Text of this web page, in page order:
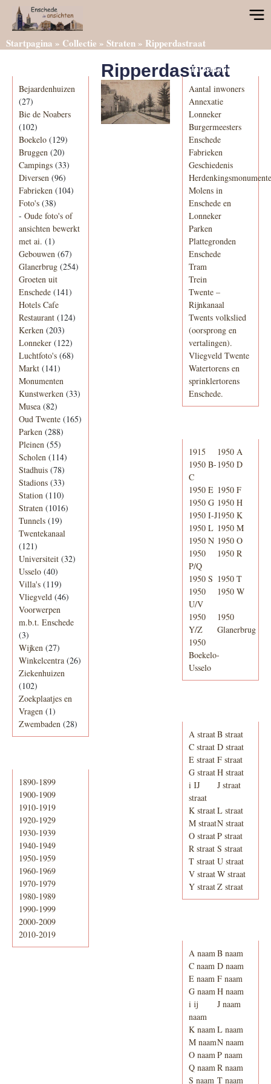
Startpagina » Collectie » Straten» Ripperdastraat
Bejaardenhuizen
(27)
Bie de Noabers
(102)
Boekelo (129)
Bruggen (20)
Campings (33)
Diversen (96)
Fabrieken (104)
Foto's (38)
- Oude foto's of
ansichten bewerkt
met ai. (1)
Gebouwen (67)
Glanerbrug (254)
Groeten uit
Enschede (141)
Hotels Cafe
Restaurant (124)
Kerken (203)
Lonneker (122)
Luchtfoto's (68)
Markt (141)
Monumenten
Kunstwerken (33)
Musea (82)
Oud Twente (165)
Parken (288)
Pleinen (55)
Scholen (114)
Stadhuis (78)
Stadions (33)
Station (110)
Straten (1016)
Tunnels (19)
Twentekanaal
(121)
Universiteit (32)
Usselo (40)
Villa's (119)
Vliegveld (46)
Voorwerpen
m.b.t. Enschede
(3)
Wijken (27)
Winkelcentra (26)
Ziekenhuizen
(102)
Zoekplaatjes en
Vragen (1)
Zwembaden (28)
1890-1899
1900-1909
1910-1919
1920-1929
1930-1939
1940-1949
1950-1959
1960-1969
1970-1979
1980-1989
1990-1999
2000-2009
2010-2019
Ripperdastraat
Informatie
Aantal inwoners
Annexatie
Lonneker
Burgermeesters
Enschede
Fabrieken
Geschiedenis
Molens in
Enschede en
Lonneker
Parken
Plattegronden
Enschede
Tram
Trein
Twente –
Rijnkanaal
Twents volkslied
(oorsprong en
vertalingen).
Vliegveld Twente
Watertorens en
sprinklertorens
Enschede.
1915
1950 A
1950 B-
C
1950 D
1950 E 1950 F
1950 G 1950 H
1950 I-J1950 K
1950 L 1950 M
1950 N 1950 O
1950
P/Q
1950 R
1950 S 1950 T
1950
U/V
1950 W
1950
Y/Z
1950
Glanerbrug
1950
Boekelo-
Usselo
A straatB straat
C straat D straat
E straat F straat
G straatH straat
i IJ
straat
J straat
K straatL straat
M straatN straat
O straatP straat
R straat S straat
T straat U straat
V straatW straat
Y straatZ straat
A naamB naam
C naam D naam
E naam F naam
G naamH naam
i ij
naam
J naam
K naamL naam
M naamN naam
O naamP naam
Q naamR naam
S naam T naam